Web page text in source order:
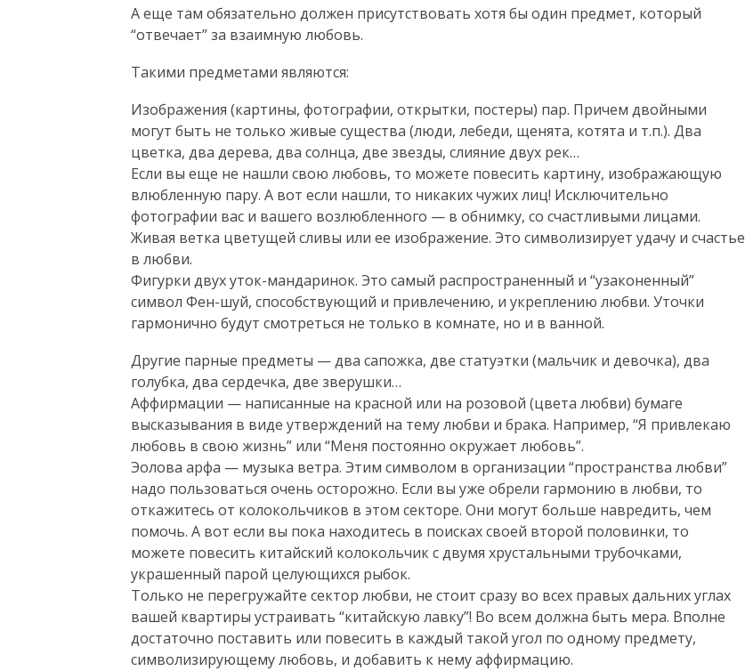
А еще там обязательно должен присутствовать хотя бы один предмет, который
“отвечает” за взаимную любовь.
Такими предметами являются:
Изображения (картины, фотографии, открытки, постеры) пар. Причем двойными
могут быть не только живые существа (люди, лебеди, щенята, котята и т.п.). Два
цветка, два дерева, два солнца, две звезды, слияние двух рек…
Если вы еще не нашли свою любовь, то можете повесить картину, изображающую
влюбленную пару. А вот если нашли, то никаких чужих лиц! Исключительно
фотографии вас и вашего возлюбленного — в обнимку, со счастливыми лицами.
Живая ветка цветущей сливы или ее изображение. Это символизирует удачу и счастье
в любви.
Фигурки двух уток-мандаринок. Это самый распространенный и “узаконенный”
символ Фен-шуй, способствующий и привлечению, и укреплению любви. Уточки
гармонично будут смотреться не только в комнате, но и в ванной.
Другие парные предметы — два сапожка, две статуэтки (мальчик и девочка), два
голубка, два сердечка, две зверушки…
Аффирмации — написанные на красной или на розовой (цвета любви) бумаге
высказывания в виде утверждений на тему любви и брака. Например, “Я привлекаю
любовь в свою жизнь” или “Меня постоянно окружает любовь”.
Эолова арфа — музыка ветра. Этим символом в организации “пространства любви”
надо пользоваться очень осторожно. Если вы уже обрели гармонию в любви, то
откажитесь от колокольчиков в этом секторе. Они могут больше навредить, чем
помочь. А вот если вы пока находитесь в поисках своей второй половинки, то
можете повесить китайский колокольчик с двумя хрустальными трубочками,
украшенный парой целующихся рыбок.
Только не перегружайте сектор любви, не стоит сразу во всех правых дальних углах
вашей квартиры устраивать “китайскую лавку”! Во всем должна быть мера. Вполне
достаточно поставить или повесить в каждый такой угол по одному предмету,
символизирующему любовь, и добавить к нему аффирмацию.